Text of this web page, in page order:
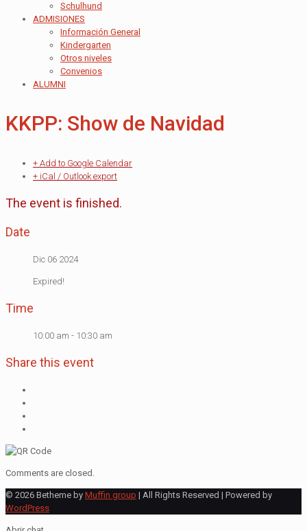
Schulhund
ADMISIONES
Información General
Kindergarten
Otros niveles
Convenios
ALUMNI
KKPP: Show de Navidad
+ Add to Google Calendar
+ iCal / Outlook export
The event is finished.
Date
Dic 06 2024
Expired!
Time
10:00 am - 10:30 am
Share this event
Comments are closed.
© 2026 Betheme by Muffin group | All Rights Reserved | Powered by
WordPress